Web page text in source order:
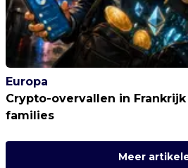
Europa
Crypto-overvallen in
families
Meer